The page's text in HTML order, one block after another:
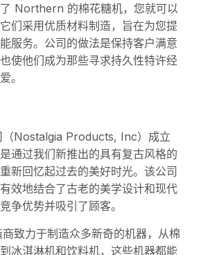
Northern 的棉花糖机，您就可以
们采用优质材料制造，旨在为您提
服务。公司的做法是保持客户满意
使他们成为那些寻求持久性特许经
。
（Nostalgia Products, Inc）成立
通过我们新推出的具有复古风格的
新回忆起过去的美好时光。该公司
效地结合了古老的美学设计和现代
争优势并吸引了顾客。
商致力于制造众多新奇的机器，从棉
冰淇淋机和饮料机，这些机器都能